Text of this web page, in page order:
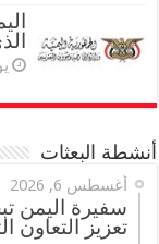
أنشطة البعثات
أغسطس 6, 2026
سفيرة اليمن
تعزيز التعاون